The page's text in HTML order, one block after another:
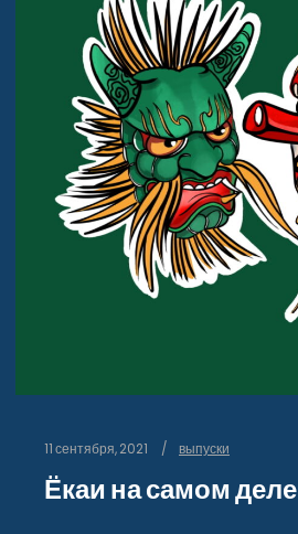
11 сентября, 2021 выпуски
Ёкаи на самом деле